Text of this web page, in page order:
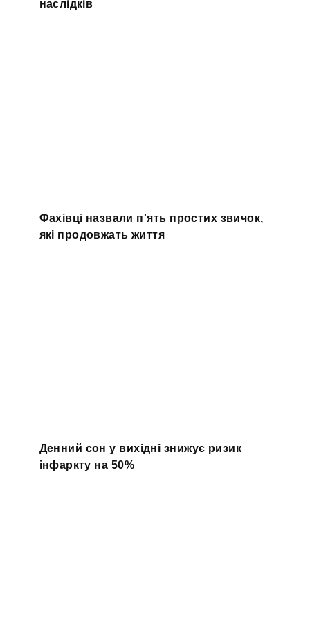
наслідків
Фахівці назвали п'ять простих звичок,
які продовжать життя
Денний сон у вихідні знижує ризик
інфаркту на 50%